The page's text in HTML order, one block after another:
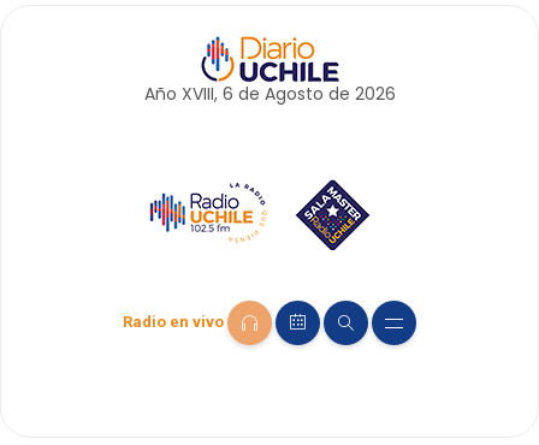
Año XVIII, 6 de Agosto de 2026
Radio en vivo